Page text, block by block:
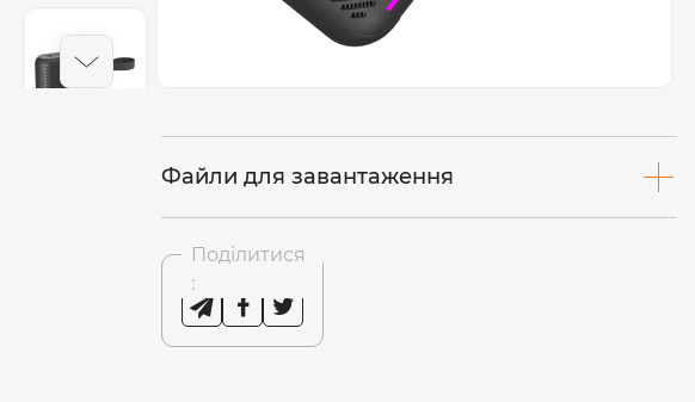
Файли для завантаження
Поділитися
: